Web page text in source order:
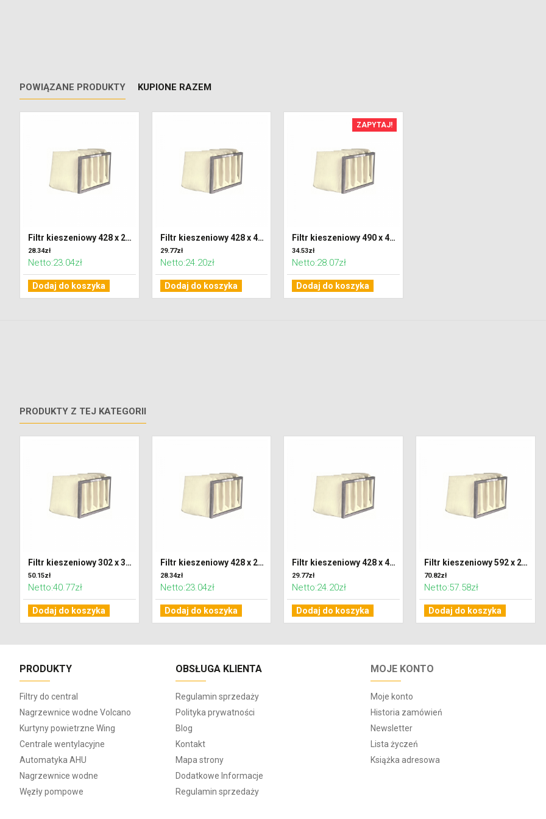
POWIĄZANE PRODUKTY KUPIONE RAZEM
Filtr kieszeniowy 428 x 287 x 300 klasa G4 (Coarse 65%)
28.34zł
Netto:23.04zł
Dodaj do koszyka
Filtr kieszeniowy 428 x 428 x 300 klasa G4 (Coarse 65%)
29.77zł
Netto:24.20zł
Dodaj do koszyka
ZAPYTAJ!
Filtr kieszeniowy 490 x 490 x 300 klasa G4 (Coarse 65%)
34.53zł
Netto:28.07zł
Dodaj do koszyka
PRODUKTY Z TEJ KATEGORII
Filtr kieszeniowy 302 x 320 x 600 klasa F7 (ePM2,5)
50.15zł
Netto:40.77zł
Dodaj do koszyka
Filtr kieszeniowy 428 x 287 x 300 klasa G4 (Coarse 65%)
28.34zł
Netto:23.04zł
Dodaj do koszyka
Filtr kieszeniowy 428 x 428 x 300 klasa G4 (Coarse 65%)
29.77zł
Netto:24.20zł
Dodaj do koszyka
Filtr kieszeniowy 592 x 287 x 600 klasa F7 (ePM2,5)
70.82zł
Netto:57.58zł
Dodaj do koszyka
PRODUKTY
Filtry do central
Nagrzewnice wodne Volcano
Kurtyny powietrzne Wing
Centrale wentylacyjne
Automatyka AHU
Nagrzewnice wodne
Węzły pompowe
OBSŁUGA KLIENTA
Regulamin sprzedaży
Polityka prywatności
Blog
Kontakt
Mapa strony
Dodatkowe Informacje
Regulamin sprzedaży
MOJE KONTO
Moje konto
Historia zamówień
Newsletter
Lista życzeń
Książka adresowa